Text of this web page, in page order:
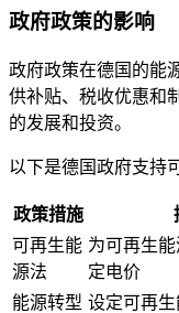
政府政策的影响
政府政策在德国的能
供补贴、税收优惠和
的发展和投资。
以下是德国政府支持
政策措施
可再生能
源法
为可再生
定电价
能源转型 设定可再